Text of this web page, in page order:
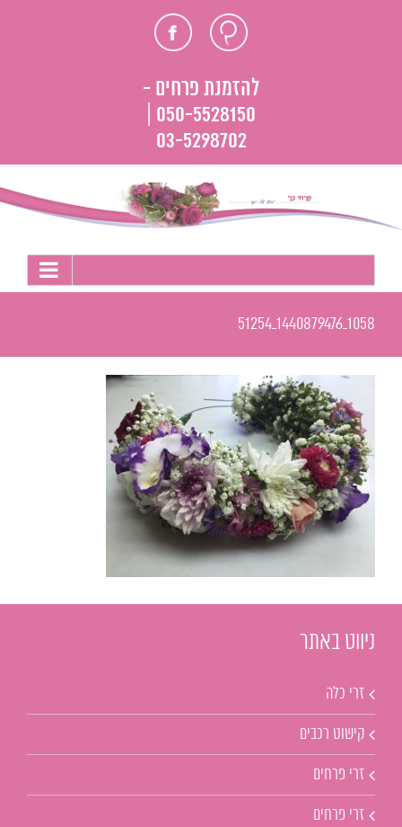
חוות פייסבוק
להזמנת פרחים -
050-5528150 |
03-5298702
1058_1440879476_51254
ניווט באתר
זרי כלה
קישוט רכבים
זרי פרחים
זרי פרחים